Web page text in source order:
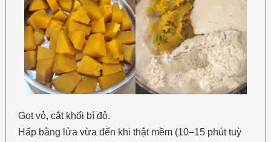
Gọt vỏ, cắt khối bí đỏ.
Hấp bằng lửa vừa đến khi thật mềm (10–15 phút tuỳ